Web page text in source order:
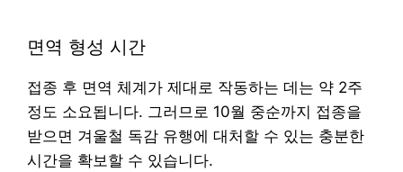
면역 형성 시간
접종 후 면역 체계가 제대로 작동하는 데는 약 2주
정도 소요됩니다. 그러므로 10월 중순까지 접종을
받으면 겨울철 독감 유행에 대처할 수 있는 충분한
시간을 확보할 수 있습니다.